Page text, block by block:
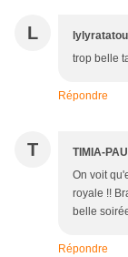
L
trop belle
Répondre
T TIMIA-
On voit
royale !!
belle
Répondre